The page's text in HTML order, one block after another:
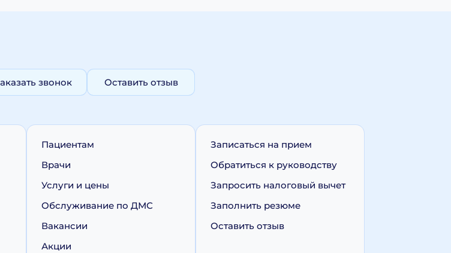
звонок Оставить отзыв
Пациентам
Врачи
Услуги и цены
Обслуживание по ДМС
Вакансии
Акции
Записаться на прием
Обратиться к руководству
Запросить налоговый вычет
Заполнить резюме
Оставить отзыв